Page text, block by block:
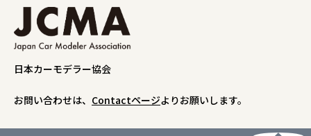
日本カーモデラー協会
お問い合わせは、 Contactページよりお願いします。